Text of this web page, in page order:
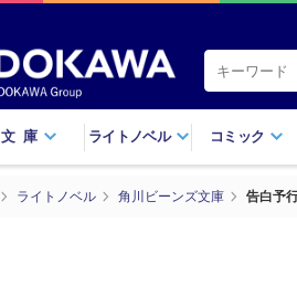
文庫 ライトノベル コミック
ライトノベル 角川ビーンズ文庫 告白予